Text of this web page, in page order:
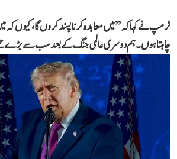
ٹرمپ نے کہا کہ ’’میں معاہدہ کرنا پسند کروں گا، کیوں کہ
چاہتا ہوں۔ ہم دوسری عالمی جنگ کے بعد سب سے بڑے